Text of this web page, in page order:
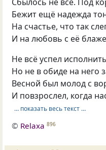
Бежит ещё надежда
На счастье, что так
И на любовь с её
Не всё успел
Но не в обиде на него
Весной был молод с
И повзрослел, когда
… показать весь текст …
© Relaxa 896